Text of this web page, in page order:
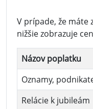
V prípade, že máte
nižšie zobrazuje
Názov poplatku
Oznamy,
Relácie k jubileám